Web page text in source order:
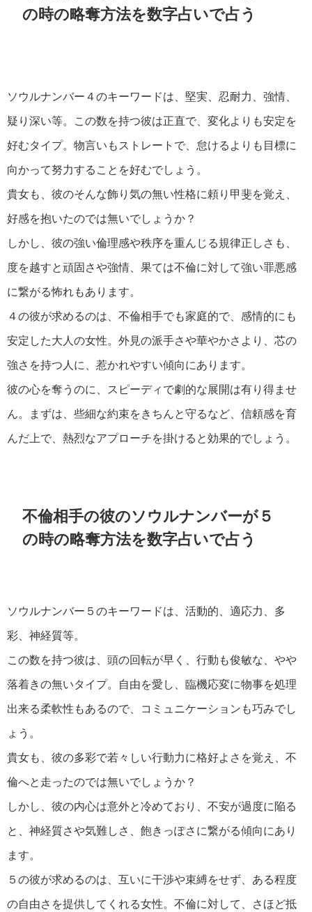
の時の略奪方法を数字占いで占う
ソウルナンバー４のキーワードは、堅実、忍耐力、強情、
疑り深い等。この数を持つ彼は正直で、変化よりも安定を
好むタイプ。物言いもストレートで、怠けるよりも目標に
向かって努力することを好むでしょう。
貴女も、彼のそんな飾り気の無い性格に頼り甲斐を覚え、
好感を抱いたのでは無いでしょうか？
しかし、彼の強い倫理感や秩序を重んじる規律正しさも、
度を越すと頑固さや強情、果ては不倫に対して強い罪悪感
に繋がる怖れもあります。
４の彼が求めるのは、不倫相手でも家庭的で、感情的にも
安定した大人の女性。外見の派手さや華やかさより、芯の
強さを持つ人に、惹かれやすい傾向にあります。
彼の心を奪うのに、スピーディで劇的な展開は有り得ませ
ん。まずは、些細な約束をきちんと守るなど、信頼感を育
んだ上で、熱烈なアプローチを掛けると効果的でしょう。
不倫相手の彼のソウルナンバーが５
の時の略奪方法を数字占いで占う
ソウルナンバー５のキーワードは、活動的、適応力、多
彩、神経質等。
この数を持つ彼は、頭の回転が早く、行動も俊敏な、やや
落着きの無いタイプ。自由を愛し、臨機応変に物事を処理
出来る柔軟性もあるので、コミュニケーションも巧みでし
ょう。
貴女も、彼の多彩で若々しい行動力に格好よさを覚え、不
倫へと走ったのでは無いでしょうか？
しかし、彼の内心は意外と冷めており、不安が過度に陥る
と、神経質さや気難しさ、飽きっぽさに繋がる傾向にあり
ます。
５の彼が求めるのは、互いに干渉や束縛をせず、ある程度
の自由さを提供してくれる女性。不倫に対して、さほど抵